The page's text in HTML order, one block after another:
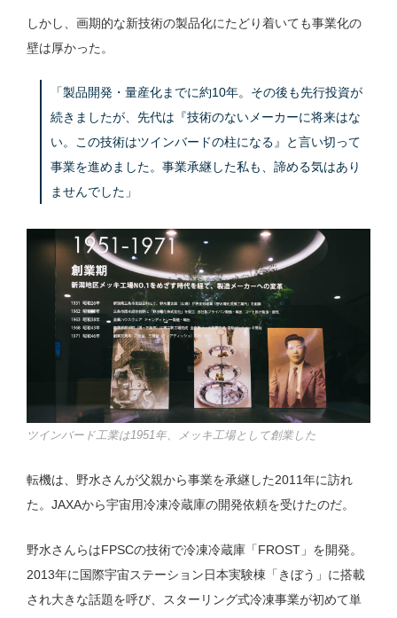
しかし、画期的な新技術の製品化にたどり着いても事業化の
壁は厚かった。
「製品開発・量産化までに約10年。その後も先行投資が
続きましたが、先代は『技術のないメーカーに将来はな
い。この技術はツインバードの柱になる』と言い切って
事業を進めました。事業承継した私も、諦める気はあり
ませんでした」
ツインバード工業は1951年、メッキ工場として創業した
転機は、野水さんが父親から事業を承継した2011年に訪れ
た。JAXAから宇宙用冷凍冷蔵庫の開発依頼を受けたのだ。
野水さんらはFPSCの技術で冷凍冷蔵庫「FROST」を開発。
2013年に国際宇宙ステーション日本実験棟「きぼう」に搭載
され大きな話題を呼び、スターリング式冷凍事業が初めて単